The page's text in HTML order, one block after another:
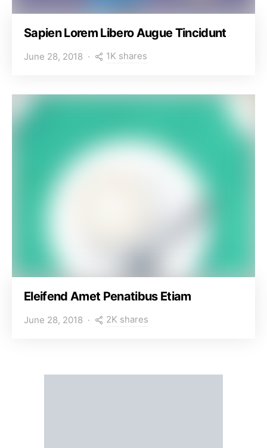
Sapien Lorem Libero Augue Tincidunt
June 28, 2018 1K shares
Eleifend Amet Penatibus Etiam
June 28, 2018 2K shares